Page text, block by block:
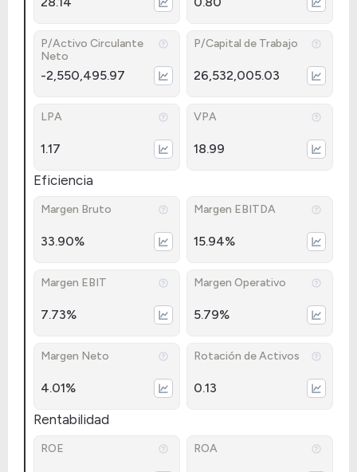
P/Activo Circulante
Neto
-2,550,495.97
P/Capital de Trabajo
26,532,005.03
LPA
1.17
VPA
18.99
Eficiencia
Margen Bruto
33.90%
Margen EBITDA
15.94%
Margen EBIT
7.73%
Margen Operativo
5.79%
Margen Neto
4.01%
Rotación de Activos
0.13
Rentabilidad
ROE ROA